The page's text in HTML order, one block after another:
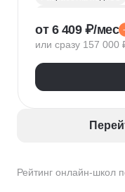
Рейтинг онлайн-школ
SQL
REST iOS
Модульное
CoreData
GCD
от 6 409 ₽/мес
или сразу 157 000